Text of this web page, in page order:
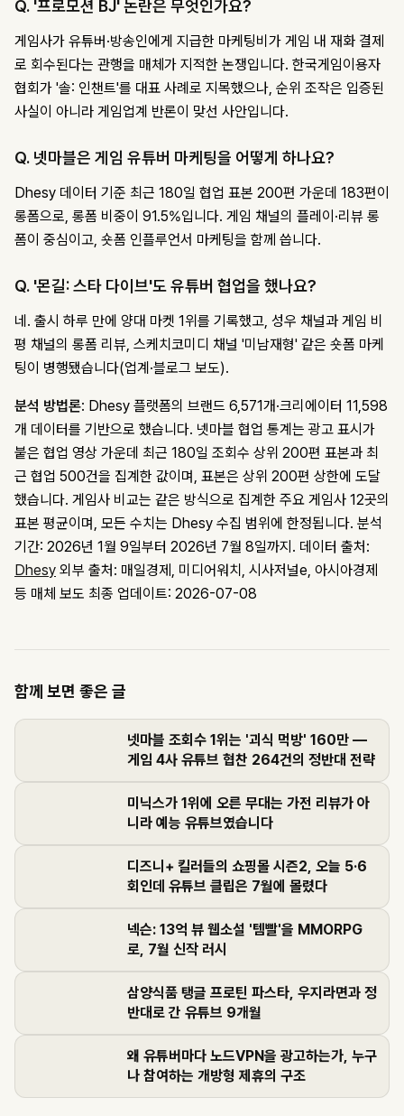
Q. '프로모션 BJ' 논란은 무엇인가요?
게임사가 유튜버·방송인에게 지급한 마케팅비가 게임 내 재화 결제
로 회수된다는 관행을 매체가 지적한 논쟁입니다. 한국게임이용자
협회가 '솔: 인챈트'를 대표 사례로 지목했으나, 순위 조작은 입증된
사실이 아니라 게임업계 반론이 맞선 사안입니다.
Q. 넷마블은 게임 유튜버 마케팅을 어떻게 하나요?
Dhesy 데이터 기준 최근 180일 협업 표본 200편 가운데 183편이
롱폼으로, 롱폼 비중이 91.5%입니다. 게임 채널의 플레이·리뷰 롱
폼이 중심이고, 숏폼 인플루언서 마케팅을 함께 씁니다.
Q. '몬길: 스타 다이브'도 유튜버 협업을 했나요?
네. 출시 하루 만에 양대 마켓 1위를 기록했고, 성우 채널과 게임 비
평 채널의 롱폼 리뷰, 스케치코미디 채널 '미남재형' 같은 숏폼 마케
팅이 병행됐습니다(업계·블로그 보도).
분석 방법론: Dhesy 플랫폼의 브랜드 6,571개·크리에이터 11,598
개 데이터를 기반으로 했습니다. 넷마블 협업 통계는 광고 표시가
붙은 협업 영상 가운데 최근 180일 조회수 상위 200편 표본과 최
근 협업 500건을 집계한 값이며, 표본은 상위 200편 상한에 도달
했습니다. 게임사 비교는 같은 방식으로 집계한 주요 게임사 12곳의
표본 평균이며, 모든 수치는 Dhesy 수집 범위에 한정됩니다. 분석
기간: 2026년 1월 9일부터 2026년 7월 8일까지. 데이터 출처:
Dhesy 외부 출처: 매일경제, 미디어워치, 시사저널e, 아시아경제
등 매체 보도 최종 업데이트: 2026-07-08
함께 보면 좋은 글
넷마블 조회수 1위는 '괴식 먹방' 160만 —
게임 4사 유튜브 협찬 264건의 정반대 전략
미닉스가 1위에 오른 무대는 가전 리뷰가 아
니라 예능 유튜브였습니다
디즈니+ 킬러들의 쇼핑몰 시즌2, 오늘 5·6
회인데 유튜브 클립은 7월에 몰렸다
넥슨: 13억 뷰 웹소설 '템빨'을 MMORPG
로, 7월 신작 러시
삼양식품 탱글 프로틴 파스타, 우지라면과 정
반대로 간 유튜브 9개월
왜 유튜버마다 노드VPN을 광고하는가, 누구
나 참여하는 개방형 제휴의 구조